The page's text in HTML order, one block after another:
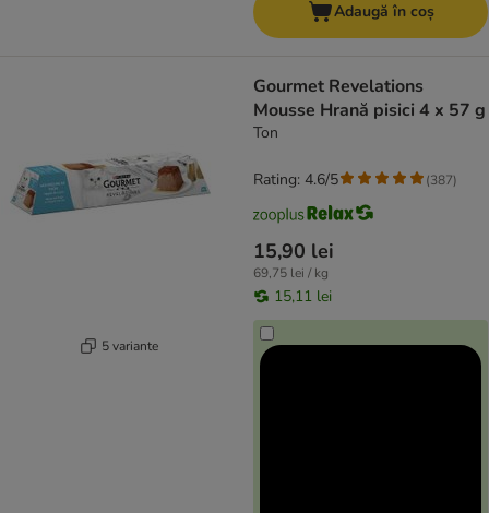
Adaugă în coș
5 variante
Gourmet Revelations
Mousse Hrană pisici 4 x 57 g
Ton
15,90 lei
69,75 lei / kg
15,11 lei
Rating: 4.6/5 (387)